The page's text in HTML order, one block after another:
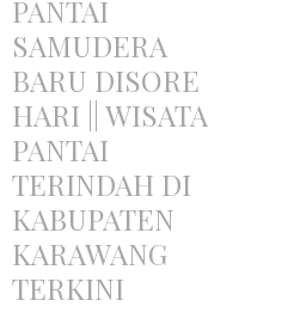
PANTAI
SAMUDERA
BARU DISORE
HARI || WISATA
PANTAI
TERINDAH DI
KABUPATEN
KARAWANG
TERKINI